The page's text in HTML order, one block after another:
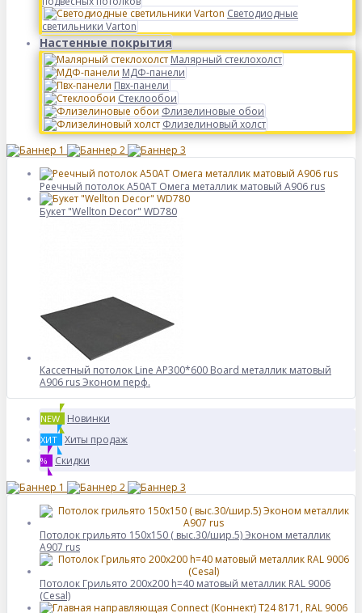
Светодиодные
светильники Varton
Настенные покрытия
Малярный стеклохолст
МДФ-панели
Пвх-панели
Стеклообои
Флизелиновые обои
Флизелиновый холст
Реечный потолок A50AT Омега металлик матовый А906 rus
Букет "Wellton Decor" WD780
Кассетный потолок Line AP300*600 Board металлик матовый
А906 rus Эконом перф.
NEW Новинки
ХИТ Хиты продаж
% Скидки
Потолок грильято 150х150 ( выс.30/шир.5) Эконом металлик
А907 rus
Потолок Грильято 200x200 h=40 матовый металлик RAL 9006
(Cesal)